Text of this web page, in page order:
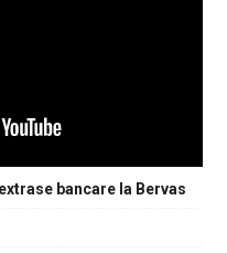
bancare la Bervas